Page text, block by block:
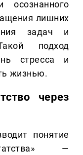
осознанного
лишних
задач и
подход
стресса и
жизнью.
через
понятие
—